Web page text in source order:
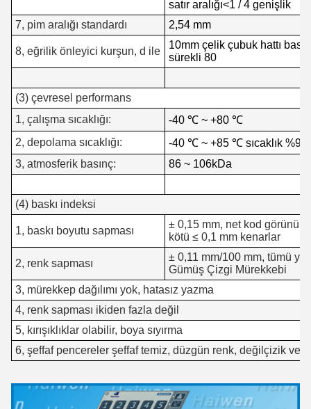
satır aralığı<1 / 4 genişlik
7, pim aralığı standardı
2,54 mm
8, eğrilik önleyici kurşun, d ile
10mm çelik çubuk hattı
sürekli 80
(3) çevresel performans
1, çalışma sıcaklığı:
-40 ℃ ~ +80 ℃
2, depolama sıcaklığı:
-40 ℃ ~ +85 ℃ sıcaklık %95
3, atmosferik basınç:
86 ~ 106kDa
(4) baskı indeksi
1, baskı boyutu sapması
± 0,15 mm, net kod
kötü ≤ 0,1 mm kenarlar
2, renk sapması
± 0,11 mm/100 mm, tümü
Gümüş Çizgi Mürekkebi
3, mürekkep dağılımı yok, hatasız yazma
4, renk sapması ikiden fazla değil
5, kırışıklıklar olabilir, boya sıyırma
6, şeffaf pencereler şeffaf temiz, düzgün renk, değil çizik ve